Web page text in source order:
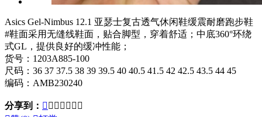
Asics Gel-Nimbus 12.1 亚瑟士复古透气休闲鞋缓震耐磨跑步鞋
#鞋面采用无缝线鞋面，贴合脚型，穿着舒适；中底360°环绕
式GL，提供良好的缓冲性能；
货号：1203A885-100
尺码：36 37 37.5 38 39 39.5 40 40.5 41.5 42 42.5 43.5 44 45
编码：AMB230240
分享到：       